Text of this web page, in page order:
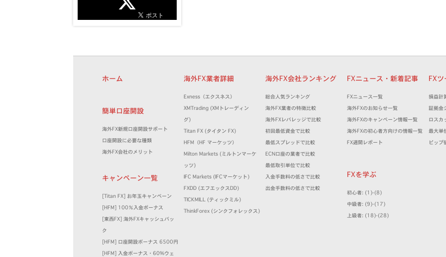
ホーム 海外FX業者詳細
Exness（エクスネス）
XMTrading (XMトレーディン
グ)
Titan FX (タイタン FX)
HFM（HF マーケッツ）
Milton Markets (ミルトンマーケ
ッツ)
IFC Markets (IFCマーケット)
FXDD (エフエックスDD)
TICKMILL (ティックミル)
ThinkForex (シンクフォレックス)
海外FX会社ランキング
総合人気ランキング
海外FX業者の特徴比較
海外FXレバレッジで比較
初回最低資金で比較
最低スプレッドで比較
ECN口座の業者で比較
最低取引単位で比較
入金手数料の低さで比較
出金手数料の低さで比較
FXニュース・新着記事
FXニュース一覧
海外FXのお知らせ一覧
海外FXのキャンペーン情報一覧
海外FXの初心者方向けの情報一覧
FX週間レポート
FX
損益計
証拠
ロス
最大単
ピップ
簡単口座開設
海外FX新規口座開設サポート
口座開設に必要な種類
海外FX会社のメリット
キャンペーン一覧
[Titan FX] お年玉キャンペーン
[HFM] 100％入金ボーナス
[東西FX] 海外FXキャッシュバッ
ク
[HFM] 口座開設ボーナス 6500円
[HFM] 入金ボーナス・60%ウェ
FXを学ぶ
初心者: (1)-(8)
中級者: (9)-(17)
上級者: (18)-(28)